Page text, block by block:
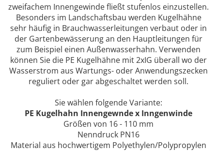
zweifachem Innengewinde fließt stufenlos einzustellen.
Besonders im Landschaftsbau werden Kugelhähne
sehr häufig in Brauchwasserleitungen verbaut oder in
der Gartenbewässerung an den Hauptleitungen für
zum Beispiel einen Außenwasserhahn. Verwenden
können Sie die PE Kugelhähne mit 2xIG überall wo der
Wasserstrom aus Wartungs- oder Anwendungszecken
reguliert oder gar abgeschaltet werden soll.
Sie wählen folgende Variante:
PE Kugelhahn Innengewnde x Inngenwinde
Größen von 16 - 110 mm
Nenndruck PN16
Material aus hochwertigem Polyethylen/Polypropylen